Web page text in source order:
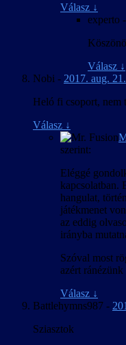
Válasz ↓
experto -
Válasz ↓
Nobi - 2017. aug.
Heló fi csoport, nem
Válasz ↓
szerint:
Eléggé
kapcsolatban.
hangulat,
játékmenet
az eddig
irányba
Szóval most
azért ránézünk
Válasz ↓
Battlehymns987 -
Sziasztok